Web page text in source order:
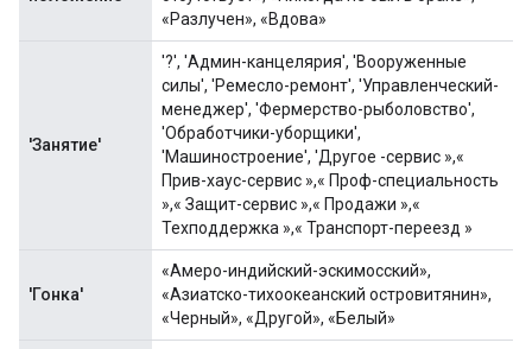
«Разлучен», «Вдова»
'Занятие'
'?', 'Админ-канцелярия', 'Вооруженные
силы', 'Ремесло-ремонт', 'Управленческий-
менеджер', 'Фермерство-рыболовство',
'Обработчики-уборщики',
'Машиностроение', 'Другое -сервис »,«
Прив-хаус-сервис »,« Проф-специальность
»,« Защит-сервис »,« Продажи »,«
Техподдержка »,« Транспорт-переезд »
'Гонка'
«Амеро-индийский-эскимосский»,
«Азиатско-тихоокеанский островитянин»,
«Черный», «Другой», «Белый»